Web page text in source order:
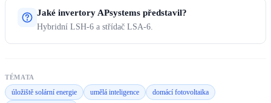
Jaké invertory APsystems představil?
Hybridní LSH-6 a střídač LSA-6.
TÉMATA
úložiště solární energie umělá inteligence
domácí fotovoltaika